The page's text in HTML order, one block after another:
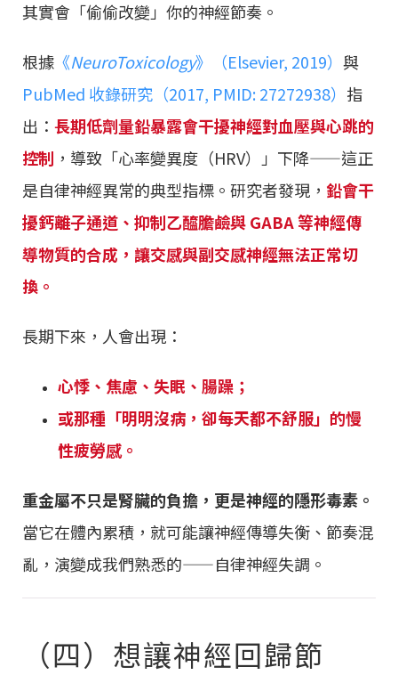
其實會「偷偷改變」你的神經節奏。
根據 《NeuroToxicology》（Elsevier, 2019） 與
PubMed 收錄研究（2017, PMID: 27272938） 指
出： 長期低劑量鉛暴露會干擾神經對血壓與心跳的
控制 ，導致「心率變異度（HRV）」下降——這正
是自律神經異常的典型指標。研究者發現， 鉛會干
擾鈣離子通道、抑制乙醯膽鹼與 GABA 等神經傳
導物質的合成，讓交感與副交感神經無法正常切
換。
長期下來，人會出現：
心悸、焦慮、失眠、腸躁；
或那種「明明沒病，卻每天都不舒服」的慢
性疲勞感。
重金屬不只是腎臟的負擔，更是神經的隱形毒素。
當它在體內累積，就可能讓神經傳導失衡、節奏混
亂，演變成我們熟悉的——自律神經失調。
（四）想讓神經回歸節